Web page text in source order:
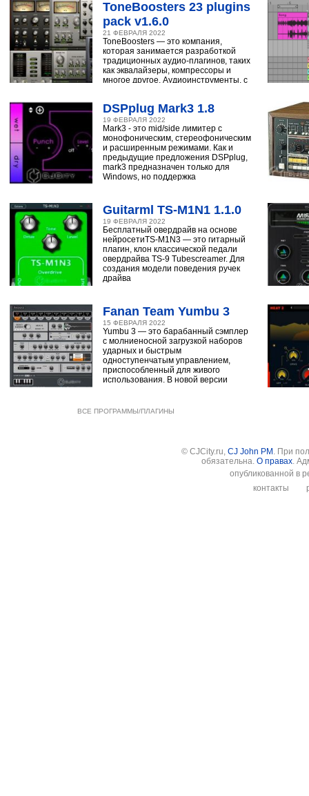
ToneBoosters 23 plugins
pack v1.6.0
21 ФЕВРАЛЯ 2022
ToneBoosters — это компания,
которая занимается разработкой
традиционных аудио-плагинов, таких
как эквалайзеры, компрессоры и
многое другое. Аудиоинструменты, с
DSPplug Mark3 1.8
19 ФЕВРАЛЯ 2022
Mark3 - это mid/side лимитер с
монофоническим, стереофоническим
и расширенным режимами. Как и
предыдущие предложения DSPplug,
mark3 предназначен только для
Windows, но поддержка
Guitarml TS-M1N1 1.1.0
19 ФЕВРАЛЯ 2022
Бесплатный овердрайв на основе
нейросетиTS-M1N3 — это гитарный
плагин, клон классической педали
овердрайва TS-9 Tubescreamer. Для
создания модели поведения ручек
драйва
Fanan Team Yumbu 3
15 ФЕВРАЛЯ 2022
Yumbu 3 — это барабанный сэмплер
с молниеносной загрузкой наборов
ударных и быстрым
одноступенчатым управлением,
приспособленный для живого
использования. В новой версии
ВСЕ ПРОГРАММЫ/ПЛАГИНЫ
© CJCity.ru, CJ John PM . При
обязательна. О правах.
опубликованной в
контакты